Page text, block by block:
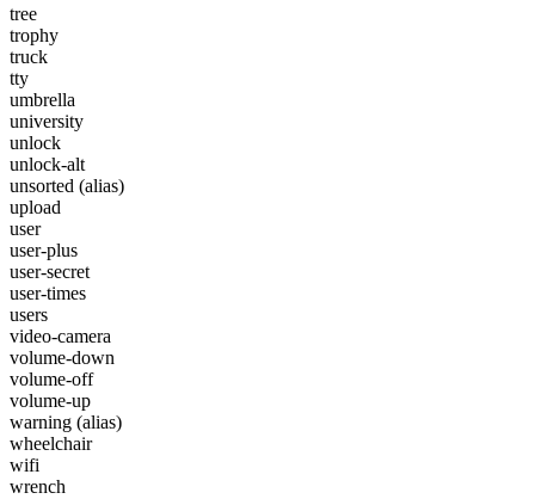
tree
trophy
truck
tty
umbrella
university
unlock
unlock-alt
unsorted (alias)
upload
user
user-plus
user-secret
user-times
users
video-camera
volume-down
volume-off
volume-up
warning (alias)
wheelchair
wifi
wrench